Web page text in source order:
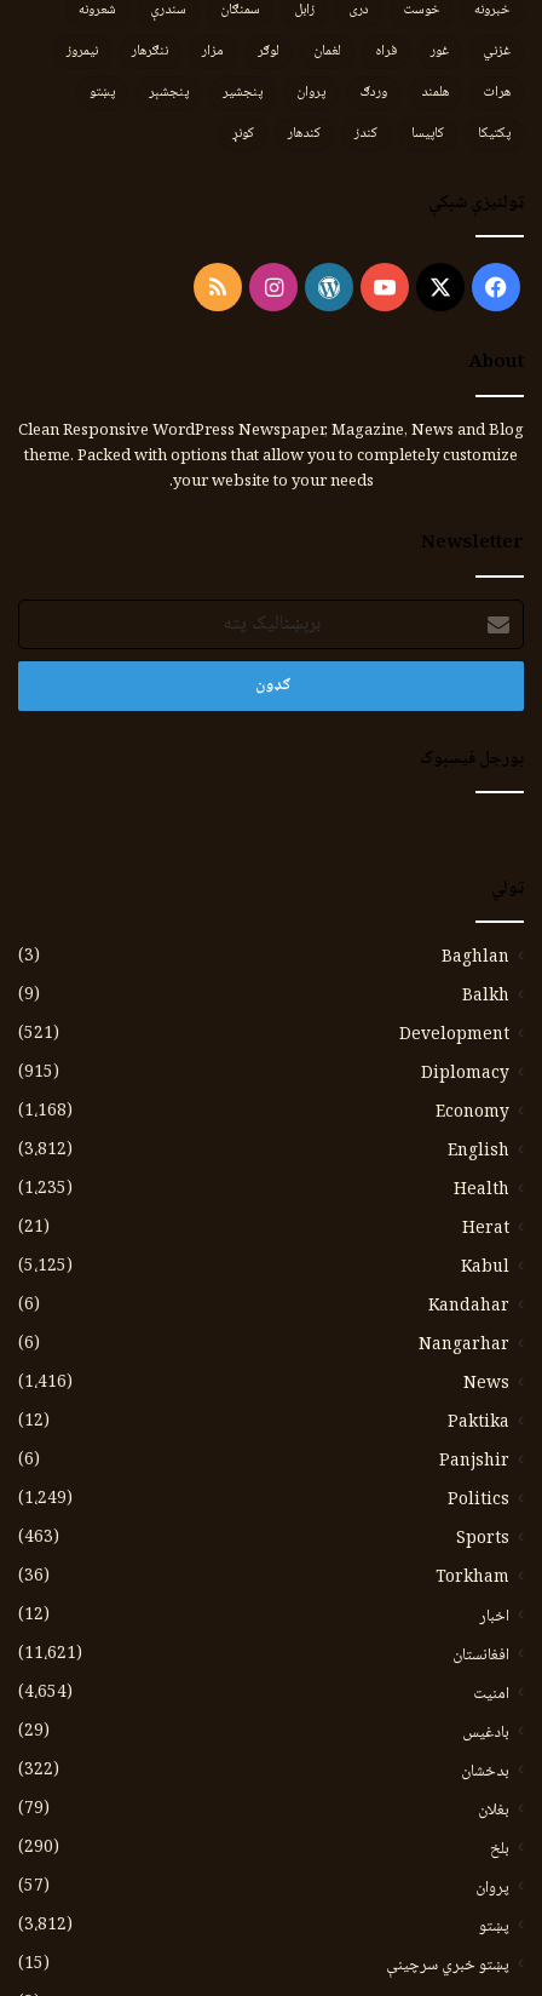
خبرونه خوست دری زابل سمنګان سندرې
شعرونه
غزني
غور فراه لغمان لوګر مزار ننګرهار
نیمروز
هرات
هلمند وردګ پروان پنجشیر پنجشېر
پښتو
پکتیکا
کاپیسا کندز کندهار کونړ
ټولنیزې شبکې
Facebook
X
YouTube
WordPress
Instagram
RSS
About
Clean Responsive WordPress Newspaper, Magazine, News and Blog
theme. Packed with options that allow you to completely customize
your website to your needs.
Newsletter
برېښنالیک
پته
بورجل فیسبوک
ټولي
Baghlan
(3)
Balkh
(9)
Development
(521)
Diplomacy
(915)
Economy
(1،168)
English
(3،812)
Health
(1،235)
Herat
(21)
Kabul
(5،125)
Kandahar
(6)
Nangarhar
(6)
News
(1،416)
Paktika
(12)
Panjshir
(6)
Politics
(1،249)
Sports
(463)
Torkham
(36)
اخبار
(12)
افغانستان
(11،621)
امنیت
(4،654)
بادغیس
(29)
بدخشان
(322)
بغلان
(79)
بلخ
(290)
پروان
(57)
پښتو
(3،812)
پښتو خبري سرچينې
(15)